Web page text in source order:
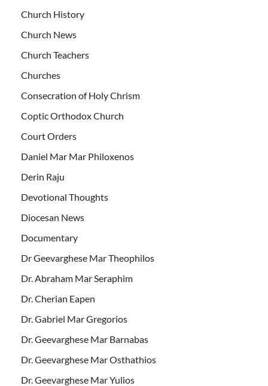
Church History
Church News
Church Teachers
Churches
Consecration of Holy Chrism
Coptic Orthodox Church
Court Orders
Daniel Mar Mar Philoxenos
Derin Raju
Devotional Thoughts
Diocesan News
Documentary
Dr Geevarghese Mar Theophilos
Dr. Abraham Mar Seraphim
Dr. Cherian Eapen
Dr. Gabriel Mar Gregorios
Dr. Geevarghese Mar Barnabas
Dr. Geevarghese Mar Osthathios
Dr. Geevarghese Mar Yulios